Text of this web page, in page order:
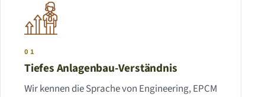
01
Tiefes Anlagenbau-Verständnis
Wir kennen die Sprache von Engineering, EPCM